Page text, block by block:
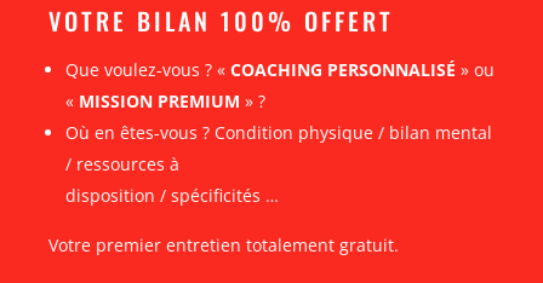
VOTRE BILAN 100% OFFERT
Que voulez-vous ? « COACHING PERSONNALISÉ » ou
« MISSION PREMIUM » ?
Où en êtes-vous ? Condition physique / bilan mental
/ ressources à
disposition / spécificités …
Votre premier entretien totalement gratuit.